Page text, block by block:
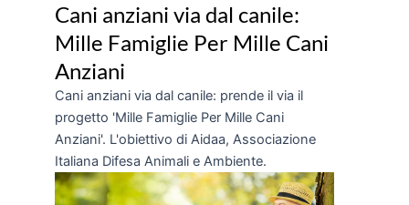
Cani anziani via dal canile:
Mille Famiglie Per Mille Cani
Anziani
Cani anziani via dal canile: prende il via il
progetto 'Mille Famiglie Per Mille Cani
Anziani'. L'obiettivo di Aidaa, Associazione
Italiana Difesa Animali e Ambiente.